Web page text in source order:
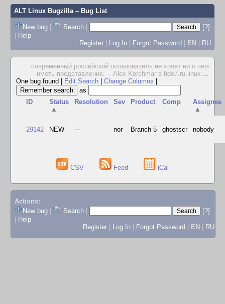
ALT Linux Bugzilla– Bug List
New bug | Search |
[?]
| Help
Register | Log In | Forgot Password | EN | RU
современный российский пользователь не хочет ни о чем
иметь представление. -- Alex Korchmar в fido7.ru.linux ...
One bug found
Edit Search Change Columns
as
ID
Status
▲
Resolution Sev Product Comp
Assignee
▲
29142 NEW --- nor Branch 5 ghostscr nobody
CSV Feed iCal
Actions:
New bug
Search
[?]
Help
Register
Log In Forgot Password EN RU